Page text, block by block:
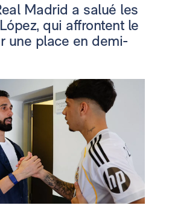
Madrid a salué les
qui affrontent le
une place en demi-